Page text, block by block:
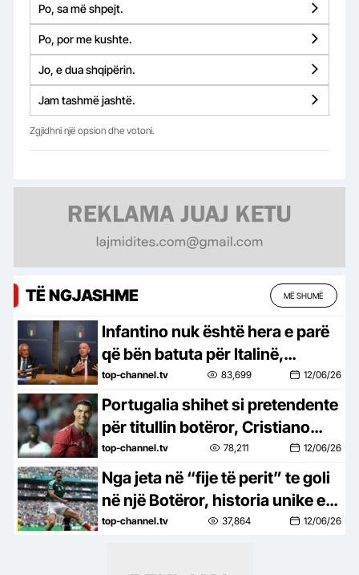
Po, sa më shpejt.
Po, por me kushte.
Jo, e dua shqipërin.
Jam tashmë jashtë.
Zgjidhni një opsion dhe votoni.
TË NGJASHME MË SHUMË
Infantino nuk është hera e parë
që bën batuta për Italinë,
precedenti i 2019 dhë ‘çështja’
Katar
top-channel.tv 83,699 12/06/26
Portugalia shihet si pretendente
për titullin botëror, Cristiano
Ronaldo: Nisemi me shpresa të
mëdha
top-channel.tv 78,211 12/06/26
Nga jeta në “fije të perit” te goli
në një Botëror, historia unike e
sulmuesit të Meksikës, Raul
top-channel.tv 37,864 12/06/26